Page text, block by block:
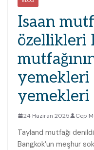
Isaan
özellikleri
yemekleri
24 Haziran 2025 Cep
Tayland mutfağı
Bangkok’un meşhur